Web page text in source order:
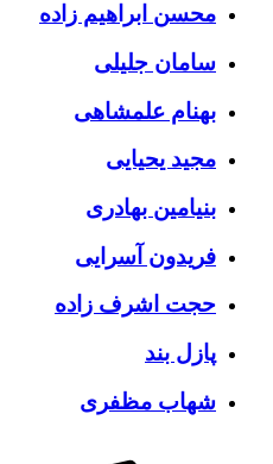
محسن ابراهیم زاده
سامان جلیلی
بهنام علمشاهی
مجید یحیایی
بنیامین بهادری
فریدون آسرایی
حجت اشرف زاده
پازل بند
شهاب مظفری